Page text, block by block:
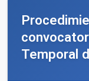
Temporal